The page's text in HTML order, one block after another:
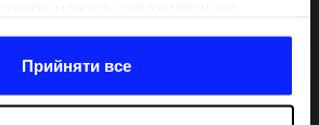
використання вами їхніх
ми також можемо ділитися
Прийняти все